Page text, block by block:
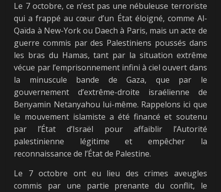
Le 7 octobre, ce n’est pas une nébuleuse terroriste
qui a frappé au cœur d’un État éloigné, comme Al-
Qaïda à New-York ou Daech à Paris, mais un acte de
guerre commis par des Palestiniens poussés dans
les bras du Hamas, tant par la situation extrême
vécue par l’emprisonnement infini à ciel ouvert dans
la minuscule bande de Gaza, que par le
gouvernement d’extrême-droite israélienne de
Benyamin Netanyahou lui-même. Rappelons ici que
le mouvement islamiste a été financé et soutenu
par l’État d’Israël pour affaiblir l’Autorité
palestinienne légitime et empêcher la
reconnaissance de l’État de Palestine.
Le 7 octobre ont eu lieu des crimes aveugles
commis par une partie prenante du conflit, le